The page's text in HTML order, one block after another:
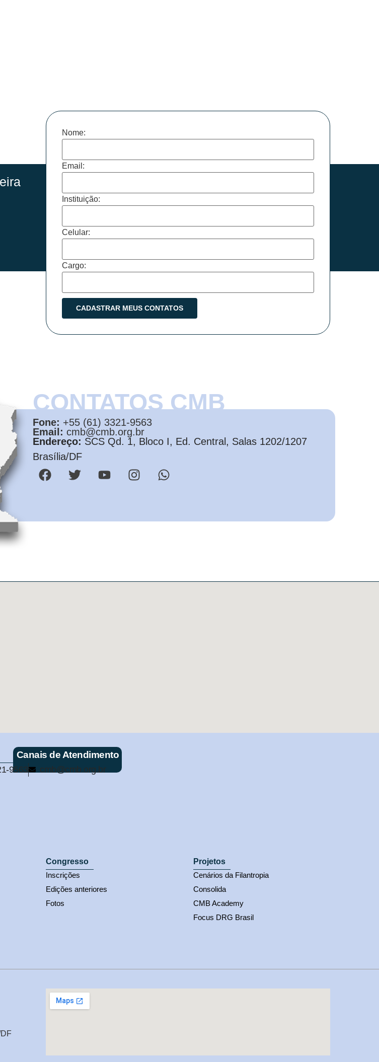
Nome:
Email:
Instituição:
Celular:
Cargo:
CONTATOS CMB
Fone: +55 (61) 3321-9563
Email: cmb@cmb.org.br
Endereço: SCS Qd. 1, Bloco I, Ed. Central, Salas 1202/1207
Brasília/DF
Canais de Atendimento
9563 cmb@cmb.org.br
Congresso
Inscrições
Edições anteriores
Fotos
Projetos
Cenários da Filantropia
Consolida
CMB Academy
Focus DRG Brasil